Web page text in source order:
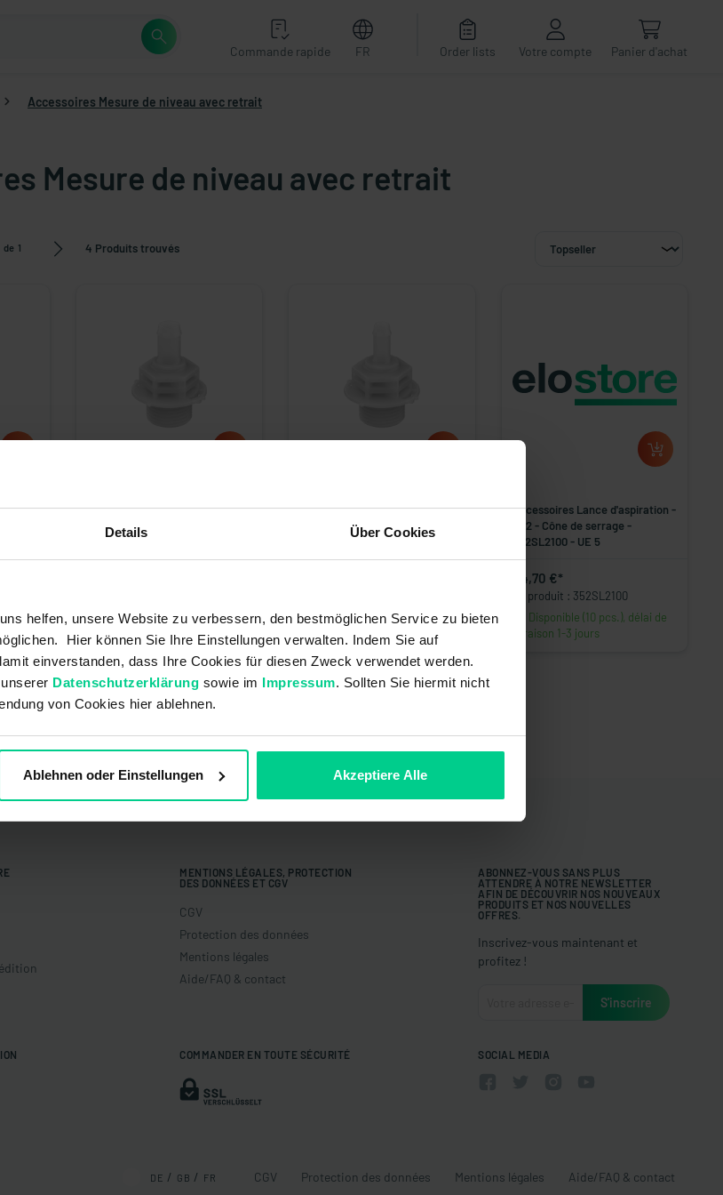
Details Über Cookies
helfen, unsere Website zu verbessern, den bestmöglichen Service zu bieten
Hier können Sie Ihre Einstellungen verwalten. Indem Sie auf
einverstanden, dass Ihre Cookies für diesen Zweck verwendet werden.
Datenschutzerklärung sowie im Impressum. Sollten Sie hiermit nicht
von Cookies hier ablehnen.
Ablehnen oder Einstellungen Akzeptiere Alle
Commande rapide FR Order lists Votre compte Panier d'achat
Accessoires Mesure de niveau avec retrait
Mesure de niveau avec retrait
de 1 4 Produits trouvés
-
de
Accessoires Lance d'aspiration -
SL2 - Embout pour tuyau -
352SL2203 - UE 5
Disponible (18 pcs.), délai de
livraison 1-3 jours
Accessoires Lance d'aspiration -
SL2 - Embout pour tuyau -
352SL2202 - UE 5
Disponible (23 pcs.), délai de
livraison 1-3 jours
Accessoires Lance d'aspiration -
SL2 - Cône de serrage -
352SL2100 - UE 5
44,70 €*
N° produit : 352SL2100
Disponible (10 pcs.), délai de
livraison 1-3 jours
MENTIONS LÉGALES, PROTECTION
DES DONNÉES ET CGV
CGV
Protection des données
Mentions légales
Aide/FAQ & contact
ABONNEZ-VOUS SANS PLUS
ATTENDRE À NOTRE NEWSLETTER
AFIN DE DÉCOUVRIR NOS NOUVEAUX
PRODUITS ET NOS NOUVELLES
OFFRES.
Inscrivez-vous maintenant et
profitez !
COMMANDER EN TOUTE SÉCURITÉ SOCIAL MEDIA
DE GB FR CGV Protection des données Mentions légales Aide/FAQ & contact